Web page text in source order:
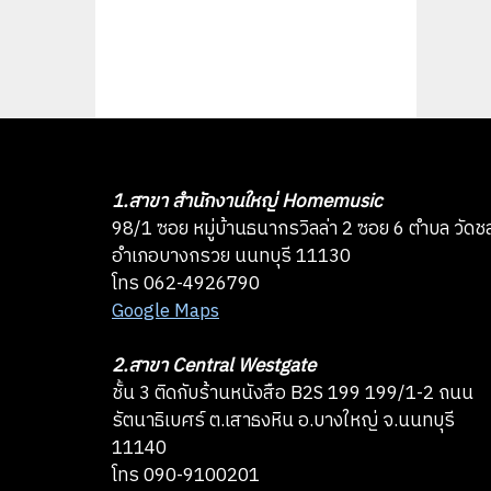
1.สาขา สำนักงานใหญ่ Homemusic
98/1 ซอย หมู่บ้านธนากรวิลล่า 2 ซอย 6 ตำบล วัดช
อำเภอบางกรวย นนทบุรี 11130
โทร 062-4926790
Google Maps
2.สาขา Central Westgate
ชั้น 3 ติดกับร้านหนังสือ B2S 199 199/1-2 ถนน
รัตนาธิเบศร์ ต.เสาธงหิน อ.บางใหญ่ จ.นนทบุรี
11140
โทร 090-9100201